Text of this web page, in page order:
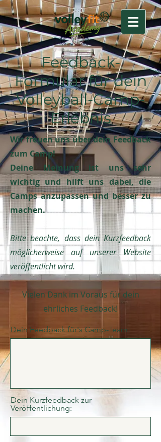
Feedback-
Formular für dein
Volleyball-Camp-
Erlebnis
Wir freuen uns über dein Feedback
zum Camp!
Deine Meinung ist uns sehr
wichtig und hilft uns dabei, die
Camps anzupassen und besser zu
machen.
Bitte beachte, dass dein Kurzfeedback
möglicherweise auf unserer Website
veröffentlicht wird.
Vielen Dank im Voraus für dein
ehrliches Feedback!
Dein Feedback für's Camp-Team:
Dein Kurzfeedback zur
Veröffentlichung: